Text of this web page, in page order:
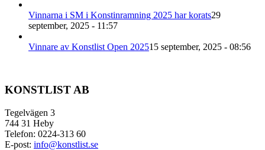
Vinnarna i SM i Konstinramning 2025 har korats29
september, 2025 - 11:57
Vinnare av Konstlist Open 202515 september, 2025 - 08:56
KONSTLIST AB
Tegelvägen 3
744 31 Heby
Telefon: 0224-313 60
E-post: info@konstlist.se